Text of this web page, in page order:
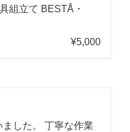
組立て BESTÅ・
¥5,000
した。 丁寧な作業